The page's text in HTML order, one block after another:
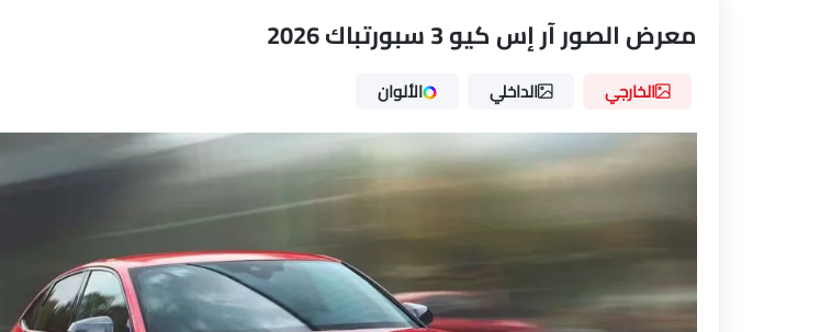
معرض الصور آر إس كيو 3 سبورتباك 2026
الخارجي الداخلي الألوان